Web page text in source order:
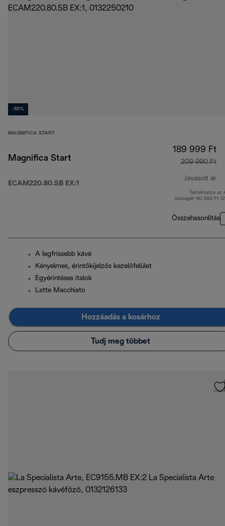
-10%
MAGNIFICA START
Magnifica Start
ECAM220.80.SB EX:1
189 999 Ft
209 990 Ft
Javasolt ár
Tartalmazza az
összegét 40 393 Ft
Összehasonlítás
A legfrissebb kávé
Kényelmes, érintőkijelzős kezelőfelület
Egyérintéses italok
Latte Macchiato
Hozzáadás a kosárhoz
Tudj meg többet